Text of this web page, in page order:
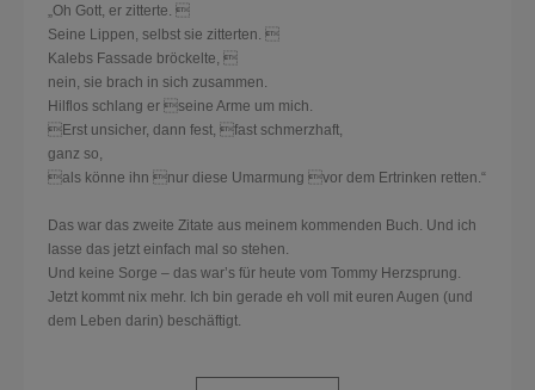
„Oh Gott, er zitterte. 
Seine Lippen, selbst sie zitterten. 
Kalebs Fassade bröckelte, 
nein, sie brach in sich zusammen.
Hilflos schlang er seine Arme um mich.
Erst unsicher, dann fest, fast schmerzhaft,
ganz so,
als könne ihn nur diese Umarmung vor dem Ertrinken retten.“
Das war das zweite Zitate aus meinem kommenden Buch. Und ich
lasse das jetzt einfach mal so stehen.
Und keine Sorge – das war’s für heute vom Tommy Herzsprung.
Jetzt kommt nix mehr. Ich bin gerade eh voll mit euren Augen (und
dem Leben darin) beschäftigt.